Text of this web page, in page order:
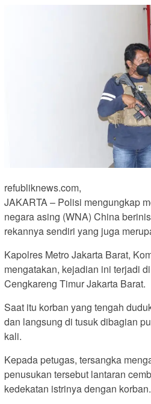
refubliknews.com,
JAKARTA – Polisi mengungkap
negara asing (WNA) China
rekannya sendiri yang juga
Kapolres Metro Jakarta Barat,
mengatakan, kejadian ini terjadi
Cengkareng Timur Jakarta Barat.
Saat itu korban yang tengah
dan langsung di tusuk dibagian
kali.
Kepada petugas, tersangka
penusukan tersebut lantaran
kedekatan istrinya dengan korban.